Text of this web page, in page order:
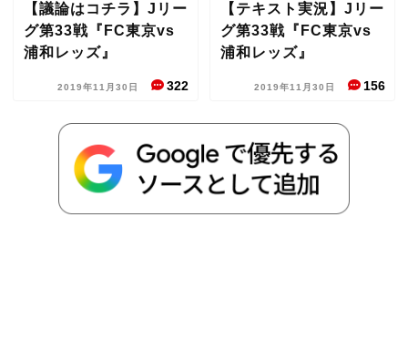
【議論はコチラ】Jリー
グ第33戦『FC東京vs
浦和レッズ』
2019年11月30日 322
【テキスト実況】Jリー
グ第33戦『FC東京vs
浦和レッズ』
2019年11月30日 156